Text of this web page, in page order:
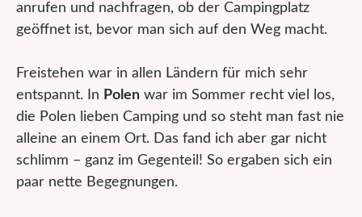
anrufen und nachfragen, ob der Campingplatz
geöffnet ist, bevor man sich auf den Weg macht.
Freistehen war in allen Ländern für mich sehr
entspannt. In Polen war im Sommer recht viel los,
die Polen lieben Camping und so steht man fast nie
alleine an einem Ort. Das fand ich aber gar nicht
schlimm – ganz im Gegenteil! So ergaben sich ein
paar nette Begegnungen.